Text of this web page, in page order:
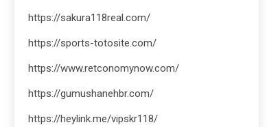
https://sakura118real.com/
https://sports-totosite.com/
https://www.retconomynow.com/
https://gumushanehbr.com/
https://heylink.me/vipskr118/